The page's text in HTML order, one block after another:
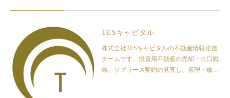
TESキャピタル
株式会社TESキャピタルの不動産情報発信
チームです。投資用不動産の売却・出口戦
略、サブリース契約の見直し、管理・修繕